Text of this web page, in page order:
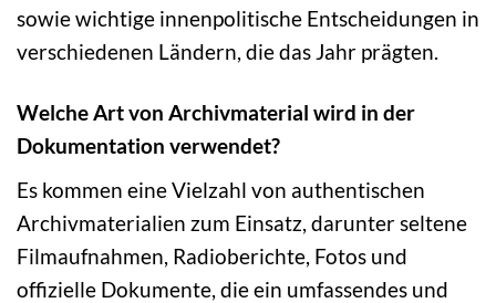
sowie wichtige innenpolitische Entscheidungen in
verschiedenen Ländern, die das Jahr prägten.
Welche Art von Archivmaterial wird in der
Dokumentation verwendet?
Es kommen eine Vielzahl von authentischen
Archivmaterialien zum Einsatz, darunter seltene
Filmaufnahmen, Radioberichte, Fotos und
offizielle Dokumente, die ein umfassendes und